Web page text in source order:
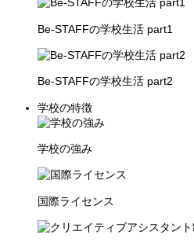
Be-STAFFの学校生活 part1
Be-STAFFの学校生活 part2
学校の特徴
学校の強み
国際ライセンス